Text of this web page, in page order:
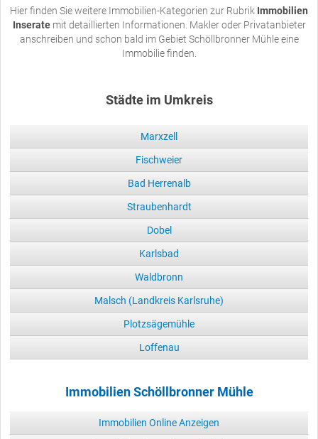
Hier finden Sie weitere Immobilien-Kategorien zur Rubrik Immobilien
Inseratemit detaillierten Informationen. Makler oder Privatanbieter
anschreiben und schon bald im Gebiet Schöllbronner Mühle eine
Immobilie finden.
Städte im Umkreis
Marxzell
Fischweier
Bad Herrenalb
Straubenhardt
Dobel
Karlsbad
Waldbronn
Malsch (Landkreis Karlsruhe)
Plotzsägemühle
Loffenau
Immobilien Schöllbronner Mühle
Immobilien Online Anzeigen